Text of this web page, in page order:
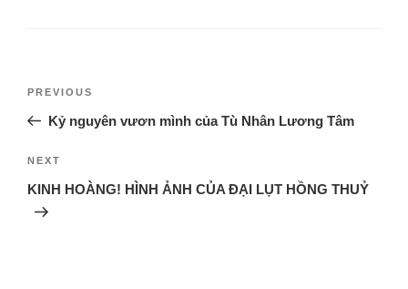
PREVIOUS
Kỷ nguyên vươn mình của Tù Nhân Lương Tâm
NEXT
KINH HOÀNG! HÌNH ẢNH CỦA ĐẠI LỤT HỒNG THUỶ